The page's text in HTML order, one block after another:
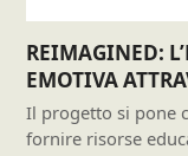
REIMAGINED:
EMOTIVA
Il progetto si pone
fornire risorse